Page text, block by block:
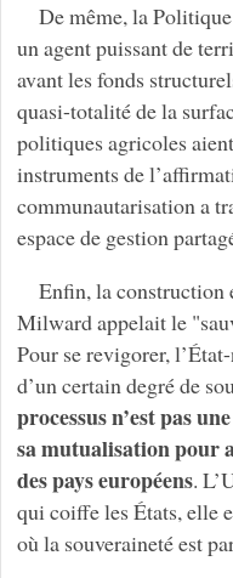
De même, la
un agent puissant de
avant les fonds
quasi-totalité de la
politiques agricoles
instruments de
communautarisation a
espace de gestion
Enfin, la construction
Milward appelait le
Pour se revigorer,
d’un certain degré de
processus n’est pas
sa mutualisation pour
des pays européens.
qui coiffe les États, elle
où la souveraineté est